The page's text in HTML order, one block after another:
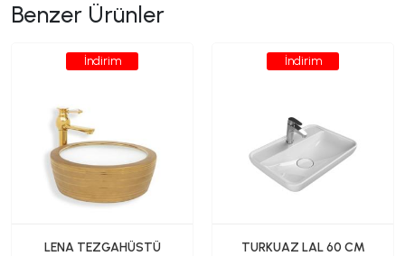
Benzer Ürünler
İndirim
LENA TEZGAHÜSTÜ
İndirim
TURKUAZ LAL 60 CM